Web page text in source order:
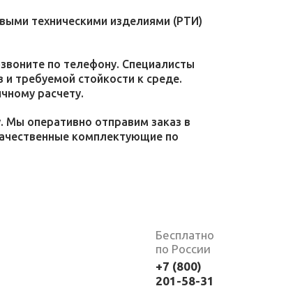
техническими изделиями (РТИ)
по телефону. Специалисты
требуемой стойкости к среде.
расчету.
Мы оперативно отправим заказ в
комплектующие по
Бесплатно
по России
+7 (800)
201-58-31